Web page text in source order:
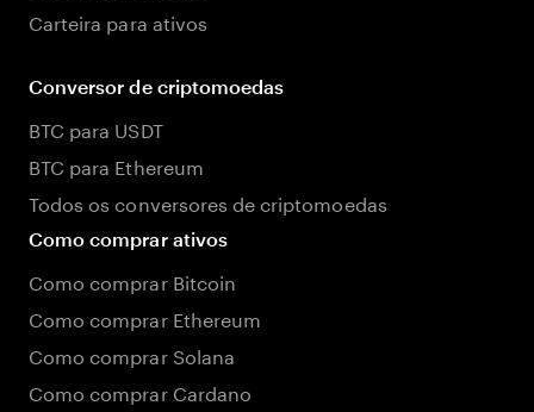
Carteira para ativos
Conversor de criptomoedas
BTC para USDT
BTC para Ethereum
Todos os conversores de criptomoedas
Como comprar ativos
Como comprar Bitcoin
Como comprar Ethereum
Como comprar Solana
Como comprar Cardano